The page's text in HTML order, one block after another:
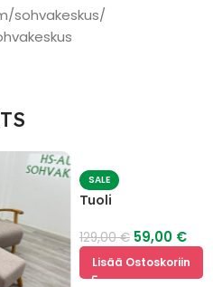
sohvakeskus/
SALE
Tuoli
129,00€ 59,00 €
Lisää Ostoskoriin